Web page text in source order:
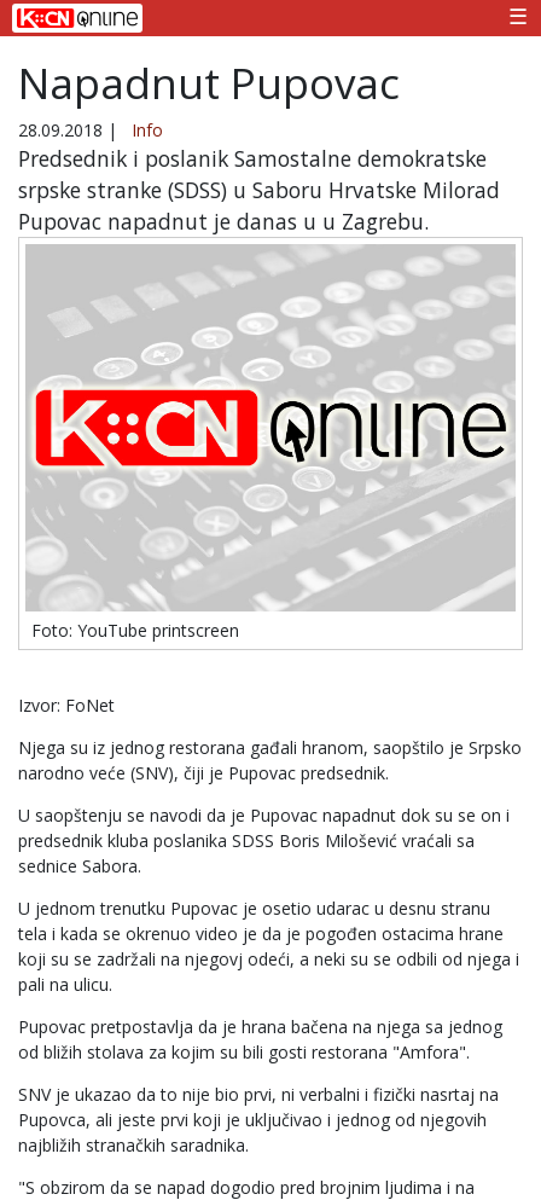
☰
Napadnut Pupovac
28.09.2018 | Info
Predsednik i poslanik Samostalne demokratske
srpske stranke (SDSS) u Saboru Hrvatske Milorad
Pupovac napadnut je danas u u Zagrebu.
Foto: YouTube printscreen
Izvor: FoNet
Njega su iz jednog restorana gađali hranom, saopštilo je Srpsko
narodno veće (SNV), čiji je Pupovac predsednik.
U saopštenju se navodi da je Pupovac napadnut dok su se on i
predsednik kluba poslanika SDSS Boris Milošević vraćali sa
sednice Sabora.
U jednom trenutku Pupovac je osetio udarac u desnu stranu
tela i kada se okrenuo video je da je pogođen ostacima hrane
koji su se zadržali na njegovj odeći, a neki su se odbili od njega i
pali na ulicu.
Pupovac pretpostavlja da je hrana bačena na njega sa jednog
od bližih stolava za kojim su bili gosti restorana "Amfora".
SNV je ukazao da to nije bio prvi, ni verbalni i fizički nasrtaj na
Pupovca, ali jeste prvi koji je uključivao i jednog od njegovih
najbližih stranačkih saradnika.
"S obzirom da se napad dogodio pred brojnim ljudima i na